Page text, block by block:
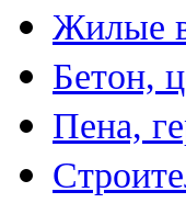
Жилые
Бетон,
Пена,